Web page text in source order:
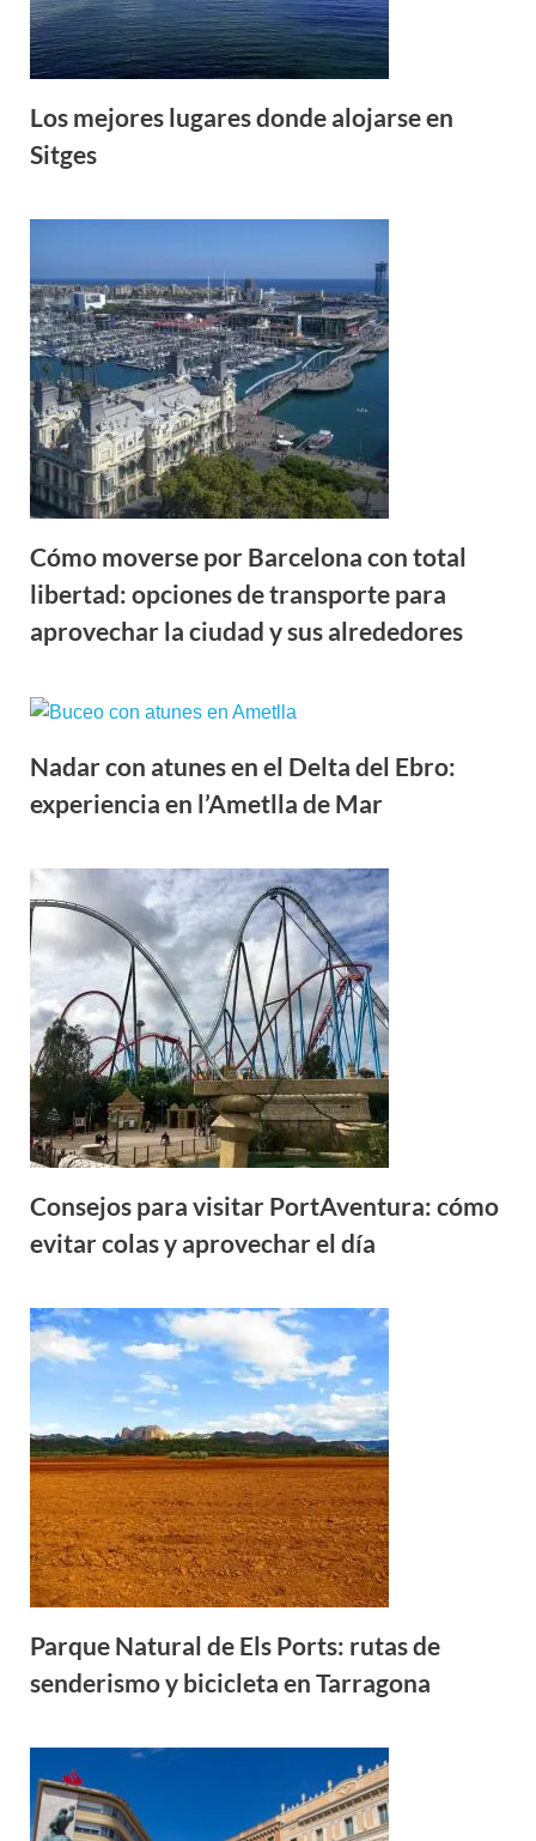
Los mejores lugares donde alojarse en
Sitges
Cómo moverse por Barcelona con total
libertad: opciones de transporte para
aprovechar la ciudad y sus alrededores
Nadar con atunes en el Delta del Ebro:
experiencia en l’Ametlla de Mar
Consejos para visitar PortAventura: cómo
evitar colas y aprovechar el día
Parque Natural de Els Ports: rutas de
senderismo y bicicleta en Tarragona